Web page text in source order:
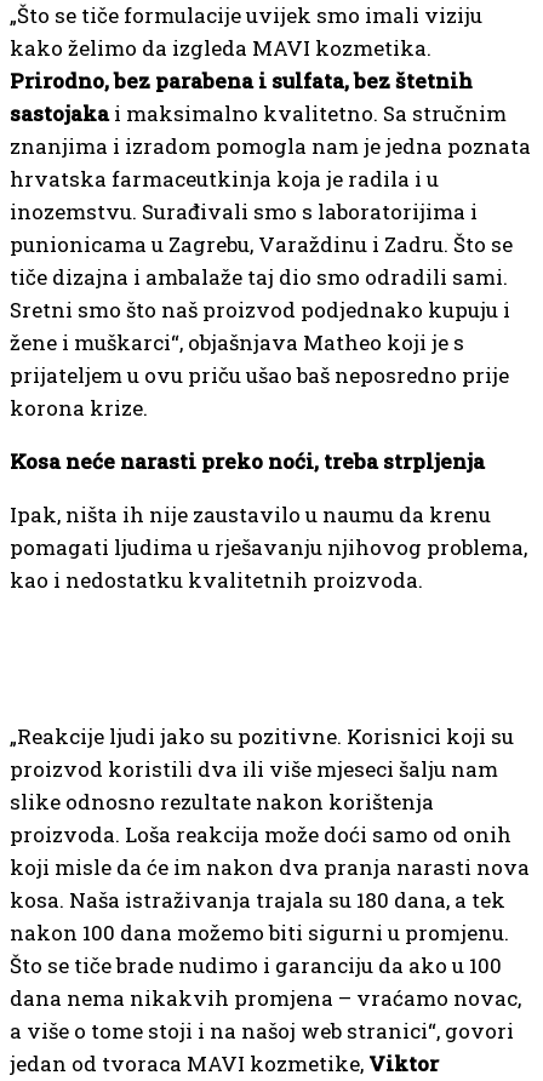
„Što se tiče formulacije uvijek smo imali viziju
kako želimo da izgleda MAVI kozmetika.
Prirodno, bez parabena i sulfata, bez štetnih
sastojakai maksimalno kvalitetno. Sa stručnim
znanjima i izradom pomogla nam je jedna poznata
hrvatska farmaceutkinja koja je radila i u
inozemstvu. Surađivali smo s laboratorijima i
punionicama u Zagrebu, Varaždinu i Zadru. Što se
tiče dizajna i ambalaže taj dio smo odradili sami.
Sretni smo što naš proizvod podjednako kupuju i
žene i muškarci“, objašnjava Matheo koji je s
prijateljem u ovu priču ušao baš neposredno prije
korona krize.
Kosa neće narasti preko noći, treba strpljenja
Ipak, ništa ih nije zaustavilo u naumu da krenu
pomagati ljudima u rješavanju njihovog problema,
kao i nedostatku kvalitetnih proizvoda.
„Reakcije ljudi jako su pozitivne. Korisnici koji su
proizvod koristili dva ili više mjeseci šalju nam
slike odnosno rezultate nakon korištenja
proizvoda. Loša reakcija može doći samo od onih
koji misle da će im nakon dva pranja narasti nova
kosa. Naša istraživanja trajala su 180 dana, a tek
nakon 100 dana možemo biti sigurni u promjenu.
Što se tiče brade nudimo i garanciju da ako u 100
dana nema nikakvih promjena – vraćamo novac,
a više o tome stoji i na našoj web stranici“, govori
jedan od tvoraca MAVI kozmetike, Viktor